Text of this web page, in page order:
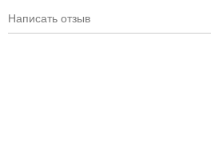
Написать отзыв